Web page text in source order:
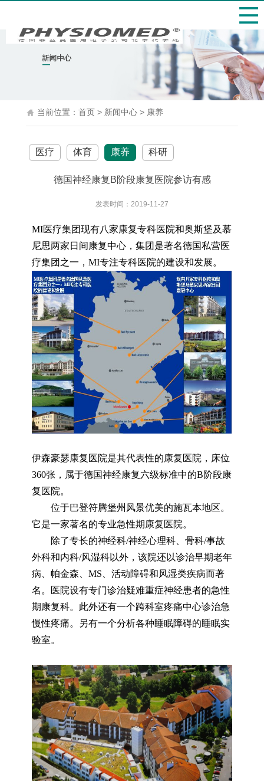
当前位置： 首页 > 新闻中心 > 康养
医疗 体育 康养 科研
德国神经康复B阶段康复医院参访有感
发表时间：2019-11-27
MI医疗集团现有八家康复专科医院和奥斯堡及慕
尼思两家日间康复中心，集团是著名德国私营医
疗集团之一，MI专注专科医院的建设和发展。
伊森豪瑟康复医院是其代表性的康复医院，床位
360张，属于德国神经康复六级标准中的B阶段康
复医院。
位于巴登符腾堡州风景优美的施瓦本地区。
它是一家著名的专业急性期康复医院。
除了专长的神经科/神经心理科、骨科/事故
外科和内科/风湿科以外，该院还以诊治早期老年
病、帕金森、MS、活动障碍和风湿类疾病而著
名。医院设有专门诊治疑难重症神经患者的急性
期康复科。此外还有一个跨科室疼痛中心诊治急
慢性疼痛。另有一个分析各种睡眠障碍的睡眠实
验室。